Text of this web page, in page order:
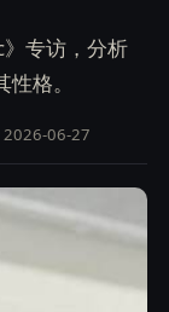
专访，分析
格。
2026-06-27